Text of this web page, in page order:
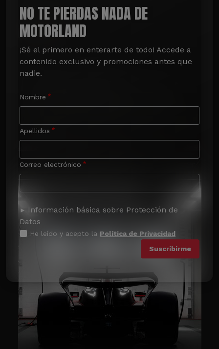
NO TE PIERDAS NADA DE
MOTORLAND
¡Sé el primero en enterarte de todo! Accede a
contenido exclusivo y promociones antes que
nadie.
Nombre
Apellidos
Correo electrónico
Información básica sobre Protección de
Datos
He leído y acepto la Política de Privacidad